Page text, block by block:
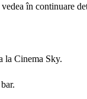
în continuare
la Cinema Sky.